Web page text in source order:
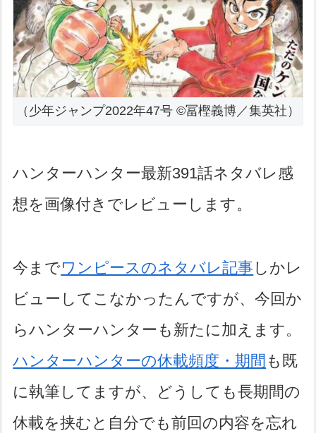
（少年ジャンプ2022年47号 ©冨樫義博／集英社）
ハンターハンター最新391話ネタバレ感
想を画像付きでレビューします。
今までワンピースのネタバレ記事 しかレ
ビューしてこなかったんですが、今回か
らハンターハンターも新たに加えます。
ハンターハンターの休載頻度・期間 も既
に執筆してますが、どうしても長期間の
休載を挟むと自分でも前回の内容を忘れ